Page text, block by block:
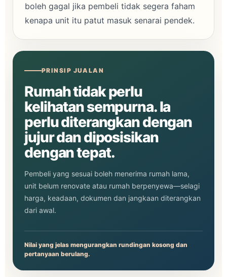
boleh gagal jika pembeli tidak segera faham
kenapa unit itu patut masuk senarai pendek.
PRINSIP JUALAN
Rumah tidak perlu
kelihatan sempurna. Ia
perlu diterangkan dengan
jujur dan diposisikan
dengan tepat.
Pembeli yang sesuai boleh menerima rumah lama,
unit belum renovate atau rumah berpenyewa—selagi
harga, keadaan, dokumen dan jangkaan diterangkan
dari awal.
Nilai yang jelas mengurangkan rundingan kosong dan
pertanyaan berulang.